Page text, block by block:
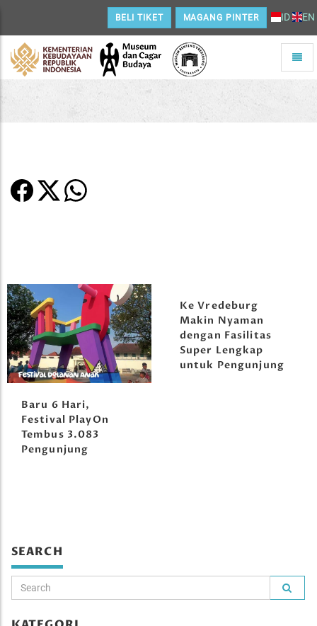
BELI TIKET MAGANG PINTER ID EN
Home
Toggle
Baru 6 Hari,
Festival PlayOn
Tembus 3.083
Pengunjung
Ke Vredeburg
Makin Nyaman
dengan Fasilitas
Super Lengkap
untuk Pengunjung
SEARCH